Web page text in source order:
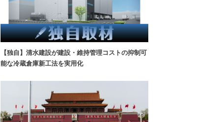
【独自】清水建設が建設・維持管理コストの抑制可
能な冷蔵倉庫新工法を実用化